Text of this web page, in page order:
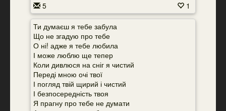
5
1
Ти думаєш я тебе забула
Що не згадую про тебе
О ні! адже я тебе любила
І може люблю ще тепер
Коли дивлюся на сніг я чистий
Переді мною очі твої
І погляд твій щирий і чистий
І безпосередність твоя
Я прагну про тебе не думати